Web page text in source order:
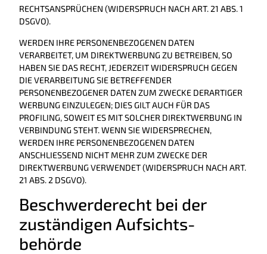
RECHTSANSPRÜCHEN (WIDERSPRUCH NACH ART. 21 ABS. 1
DSGVO).
WERDEN IHRE PERSONENBEZOGENEN DATEN
VERARBEITET, UM DIREKTWERBUNG ZU BETREIBEN, SO
HABEN SIE DAS RECHT, JEDERZEIT WIDERSPRUCH GEGEN
DIE VERARBEITUNG SIE BETREFFENDER
PERSONENBEZOGENER DATEN ZUM ZWECKE DERARTIGER
WERBUNG EINZULEGEN; DIES GILT AUCH FÜR DAS
PROFILING, SOWEIT ES MIT SOLCHER DIREKTWERBUNG IN
VERBINDUNG STEHT. WENN SIE WIDERSPRECHEN,
WERDEN IHRE PERSONENBEZOGENEN DATEN
ANSCHLIESSEND NICHT MEHR ZUM ZWECKE DER
DIREKTWERBUNG VERWENDET (WIDERSPRUCH NACH ART.
21 ABS. 2 DSGVO).
Beschwerde­recht bei der
zuständigen Aufsichts­
behörde